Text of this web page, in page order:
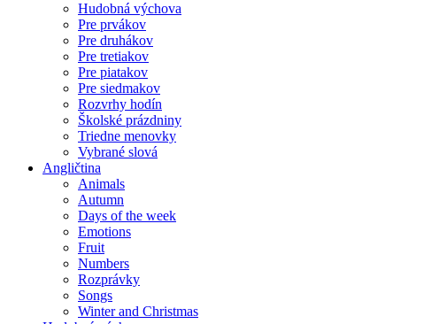
Hudobná výchova
Pre prvákov
Pre druhákov
Pre tretiakov
Pre piatakov
Pre siedmakov
Rozvrhy hodín
Školské prázdniny
Triedne menovky
Vybrané slová
Angličtina
Animals
Autumn
Days of the week
Emotions
Fruit
Numbers
Rozprávky
Songs
Winter and Christmas